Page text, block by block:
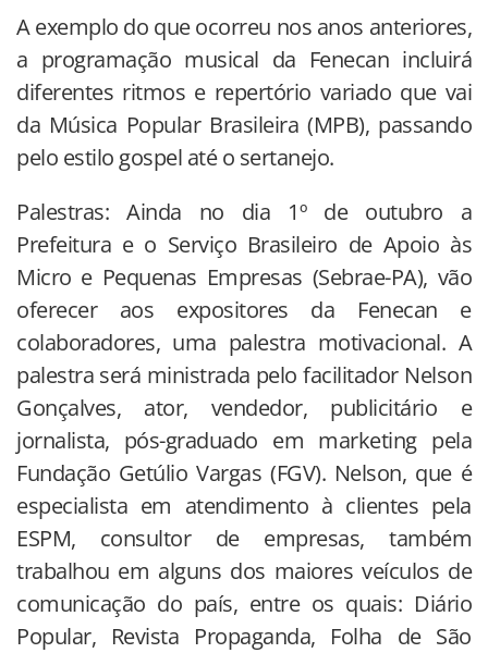
A exemplo do que ocorreu nos anos anteriores,
a programação musical da Fenecan incluirá
diferentes ritmos e repertório variado que vai
da Música Popular Brasileira (MPB), passando
pelo estilo gospel até o sertanejo.
Palestras: Ainda no dia 1º de outubro a
Prefeitura e o Serviço Brasileiro de Apoio às
Micro e Pequenas Empresas (Sebrae-PA), vão
oferecer aos expositores da Fenecan e
colaboradores, uma palestra motivacional. A
palestra será ministrada pelo facilitador Nelson
Gonçalves, ator, vendedor, publicitário e
jornalista, pós-graduado em marketing pela
Fundação Getúlio Vargas (FGV). Nelson, que é
especialista em atendimento à clientes pela
ESPM, consultor de empresas, também
trabalhou em alguns dos maiores veículos de
comunicação do país, entre os quais: Diário
Popular, Revista Propaganda, Folha de São